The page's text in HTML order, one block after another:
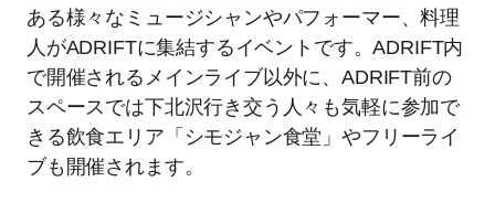
ある様々なミュージシャンやパフォーマー、料理
人がADRIFTに集結するイベントです。ADRIFT内
で開催されるメインライブ以外に、ADRIFT前の
スペースでは下北沢行き交う人々も気軽に参加で
きる飲食エリア「シモジャン食堂」やフリーライ
ブも開催されます。